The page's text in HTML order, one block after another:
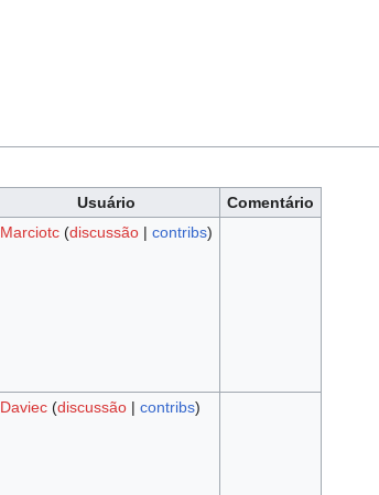
Usuário
Comentário
Marciotc (discussão| contribs)
Daviec (discussão| contribs)